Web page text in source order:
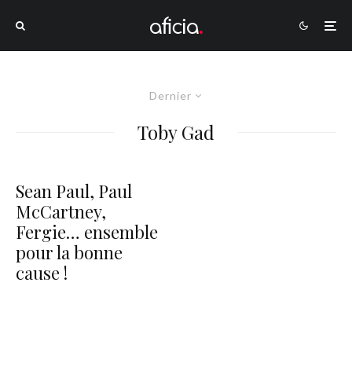
Dernier
Toby Gad
Sean Paul, Paul
McCartney,
Fergie… ensemble
pour la bonne
cause !